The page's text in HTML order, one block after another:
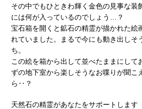
その中でもひときわ輝く金色の見事な装
には何が入っているのでしょう…？
宝石箱を開くと鉱石の精霊が描かれた絵
れていました。まるで今にも動き出しそ
ち。
この絵を箱から出して並べたままにして
ずの地下室から楽しそうなお喋りが聞こ
ら‥？
天然石の精霊があなたをサポートします